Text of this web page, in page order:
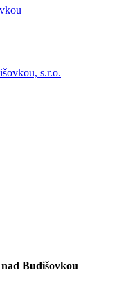
s.r.o.
Budišovkou